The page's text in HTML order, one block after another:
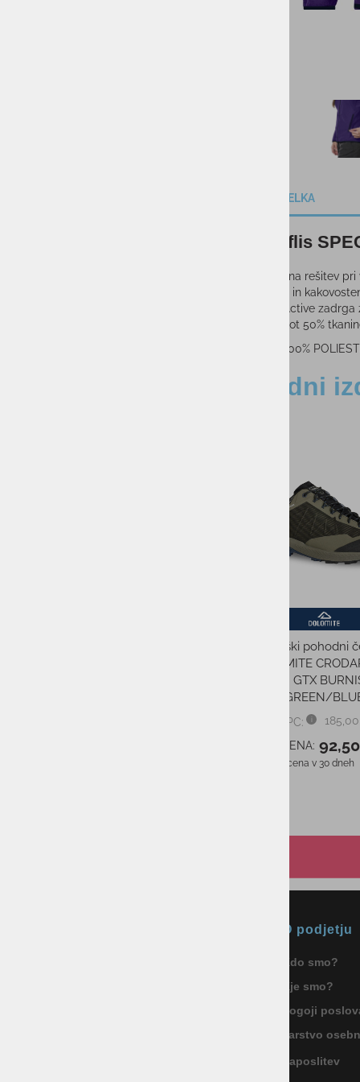
OPIS IZDELKA
Ženski flis
Odlična rešitev
Topel in
InterActive
Več kot 50%
SESTAVA: 100%
Sorodni
Moški pohodni
DOLOMITE
TECH GTX
GREEN/
PMPC:
AS CENA:
Najnižja cena v 30 dneh
O podjetju
Kdo smo?
Kje smo?
Pogoji
Varstvo
Zaposlitev